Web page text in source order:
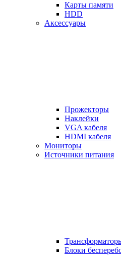
Карты памяти
HDD
Аксессуары
Прожекторы
Наклейки
VGA кабеля
HDMI кабеля
Мониторы
Источники питания
Блоки